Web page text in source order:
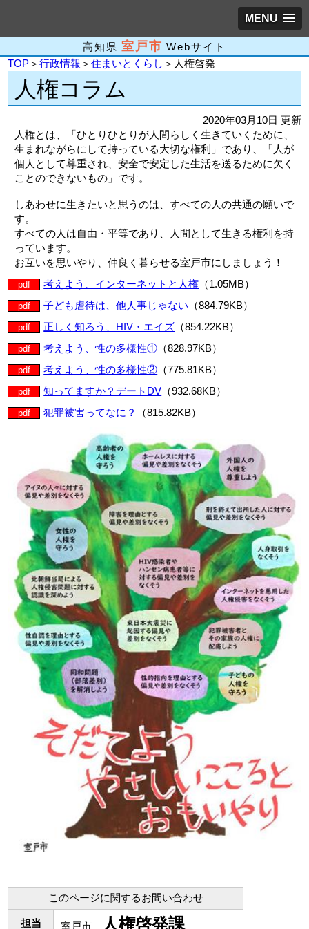
MENU
高知県 室戸市 Webサイト
TOP＞行政情報 ＞住まいとくらし ＞人権啓発
人権コラム
2020年03月10日 更新
人権とは、「ひとりひとりが人間らしく生きていくために、
生まれながらにして持っている大切な権利」であり、「人が
個人として尊重され、安全で安定した生活を送るために欠く
ことのできないもの」です。
しあわせに生きたいと思うのは、すべての人の共通の願いで
す。
すべての人は自由・平等であり、人間として生きる権利を持
っています。
お互いを思いやり、仲良く暮らせる室戸市にしましょう！
pdf 考えよう、インターネットと人権 （1.05MB）
pdf 子ども虐待は、他人事じゃない （884.79KB）
pdf 正しく知ろう、HIV・エイズ （854.22KB）
pdf 考えよう、性の多様性① （828.97KB）
pdf 考えよう、性の多様性② （775.81KB）
pdf 知ってますか？デートDV （932.68KB）
pdf 犯罪被害ってなに？ （815.82KB）
このページに関するお問い合わせ
担当 室戸市 人権啓発課